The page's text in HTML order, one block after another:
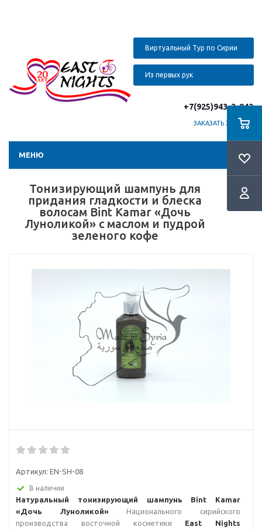
Виртуальный Тур по Сирии
Из первых рук
+7(925)943-3-943
ЗАКАЗАТЬ ЗВОНОК
МЕНЮ
Тонизирующий шампунь для
придания гладкости и блеска
волосам Bint Kamar «Дочь
Луноликой» с маслом и пудрой
зеленого кофе
Артикул: EN-SH-08
В наличии
Натуральный тонизирующий шампунь Bint Kamar
«Дочь Луноликой»Национального сирийского
производства восточной косметики East Nights